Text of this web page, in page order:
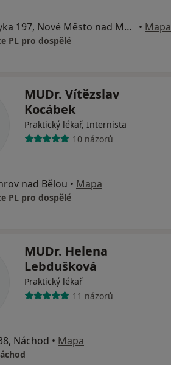
T. G. Masaryka 197, Nové Město nad Metují • Mapa
PL pro dospělé
MUDr. Vítězslav
Kocábek
Praktický lékař, Internista
10 názorů
nad Bělou • Mapa
PL pro dospělé
MUDr. Helena
Lebdušková
Praktický lékař
11 názorů
Náchod • Mapa